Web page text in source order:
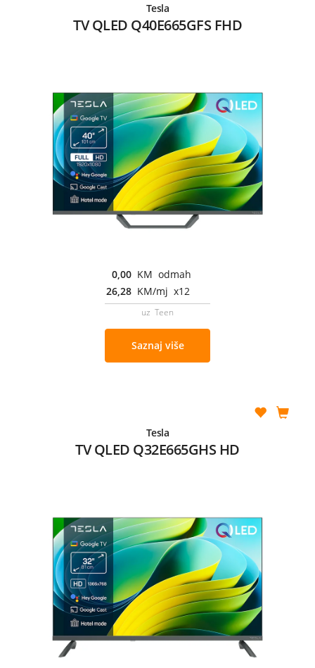
Tesla
TV QLED Q40E665GFS FHD
0,00 KM odmah
26,28 KM/mj x12
uz Teen
Saznaj više
Tesla
TV QLED Q32E665GHS HD